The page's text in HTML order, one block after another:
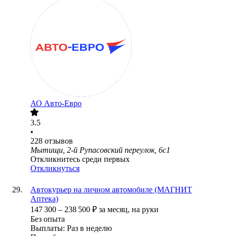
АО Авто-Евро
3.5
•
228 отзывов
Мытищи, 2-й Рупасовский переулок, 6с1
Откликнитесь среди первых
Откликнуться
Автокурьер на личном автомобиле (МАГНИТ
Аптека)
147 300 – 238 500 ₽ за месяц, на руки
Без опыта
Выплаты: Раз в неделю